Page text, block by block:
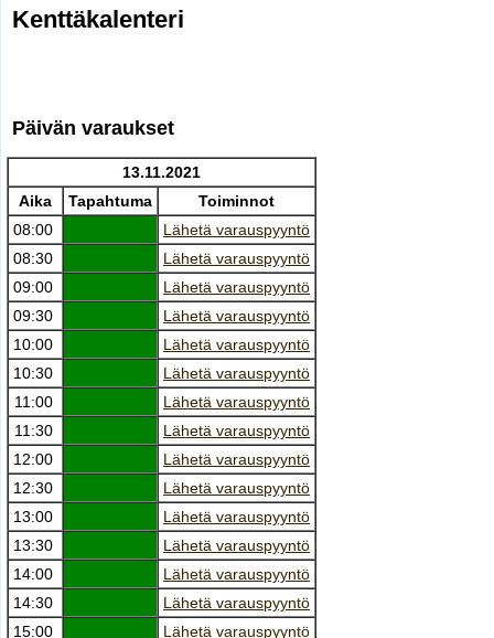
Kenttäkalenteri
Päivän varaukset
13.11.2021
Aika
Tapahtuma
Toiminnot
08:00
Lähetä varauspyyntö
08:30
Lähetä varauspyyntö
09:00
Lähetä varauspyyntö
09:30
Lähetä varauspyyntö
10:00
Lähetä varauspyyntö
10:30
Lähetä varauspyyntö
11:00
Lähetä varauspyyntö
11:30
Lähetä varauspyyntö
12:00
Lähetä varauspyyntö
12:30
Lähetä varauspyyntö
13:00
Lähetä varauspyyntö
13:30
Lähetä varauspyyntö
14:00
Lähetä varauspyyntö
14:30
Lähetä varauspyyntö
15:00
Lähetä varauspyyntö